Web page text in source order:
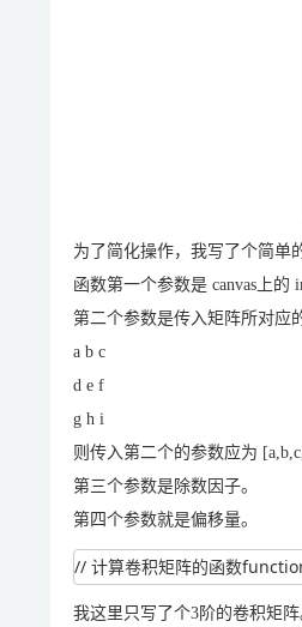
为了简化操作，我写了个简单
函数第一个参数是 canvas上的
第二个参数是传入矩阵所对应
a b c
d e f
g h i
则传入第二个的参数应为
第三个参数是除数因子。
第四个参数就是偏移量。
// 计算卷积矩阵的函数
我这里只写了个3阶的卷积矩